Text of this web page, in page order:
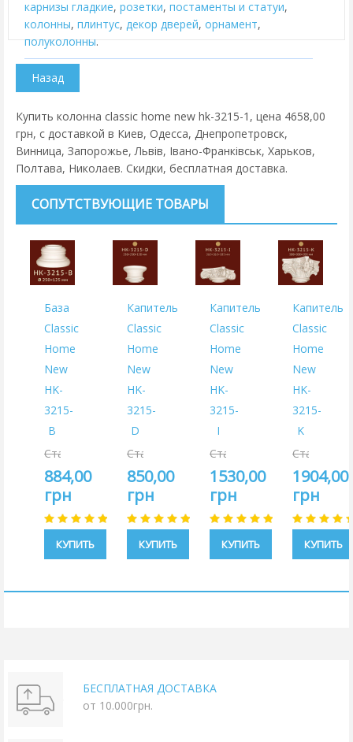
карнизы гладкие, розетки, постаменты и статуи,
колонны, плинтус, декор дверей, орнамент,
полуколонны.
Купить колонна classic home new hk-3215-1, цена 4658,00
грн, с доставкой в Киев, Одесса, Днепропетровск,
Винница, Запорожье, Львів, Івано-Франківськ, Харьков,
Полтава, Николаев. Скидки, бесплатная доставка.
СОПУТСТВУЮЩИЕ ТОВАРЫ
База
Classic
Home
New
HK-
3215-
B
Старая
цена:
1040,00
грн
884,00
грн
КУПИТЬ
Капитель
Classic
Home
New
HK-
3215-
D
Старая
цена:
1000,00
грн
850,00
грн
КУПИТЬ
Капитель
Classic
Home
New
HK-
3215-
I
Старая
цена:
1800,00
грн
1530,00
грн
КУПИТЬ
Капитель
Classic
Home
New
HK-
3215-
K
Старая
цена:
2240,00
грн
1904,00
грн
КУПИТЬ
БЕСПЛАТНАЯ ДОСТАВКА
от 10.000грн.